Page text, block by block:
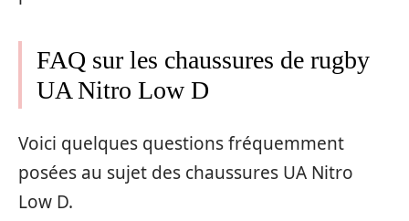
FAQ sur les chaussures de rugby
UA Nitro Low D
Voici quelques questions fréquemment
posées au sujet des chaussures UA Nitro
Low D.